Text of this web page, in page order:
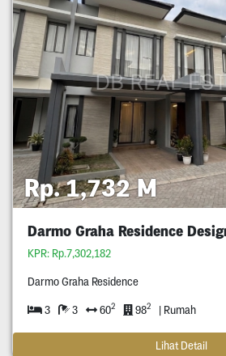
Rp. 1,732 M
Darmo Graha Residence
KPR: Rp.7,302,182
Darmo Graha Residence
3 3 602 982 | Rumah
Lihat Detail